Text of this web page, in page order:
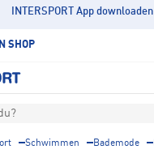
INTERSPORT App downloaden
SHOP
Schwimmen Bademode